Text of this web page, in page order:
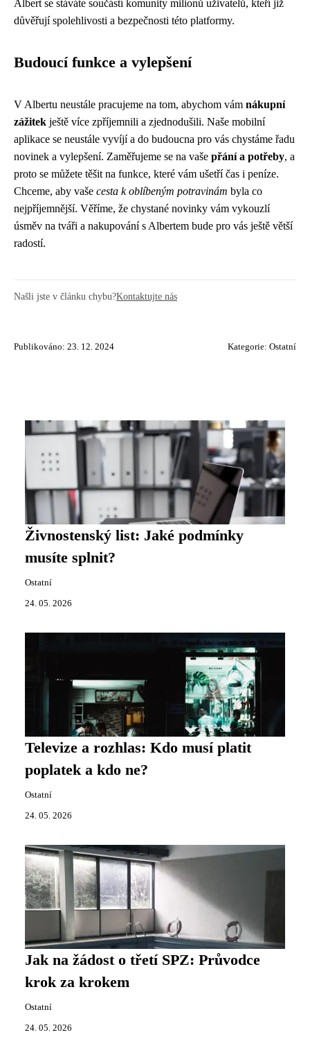
Albert se stáváte součástí komunity milionů uživatelů, kteří již
důvěřují spolehlivosti a bezpečnosti této platformy.
Budoucí funkce a vylepšení
V Albertu neustále pracujeme na tom, abychom vám nákupní
zážitek ještě více zpříjemnili a zjednodušili. Naše mobilní
aplikace se neustále vyvíjí a do budoucna pro vás chystáme řadu
novinek a vylepšení. Zaměřujeme se na vaše přání a potřeby, a
proto se můžete těšit na funkce, které vám ušetří čas i peníze.
Chceme, aby vaše cesta k oblíbeným potravinám byla co
nejpříjemnější. Věříme, že chystané novinky vám vykouzlí
úsměv na tváři a nakupování s Albertem bude pro vás ještě větší
radostí.
Našli jste v článku chybu?Kontaktujte nás
Publikováno: 23. 12. 2024 Kategorie: Ostatní
Živnostenský list: Jaké podmínky
musíte splnit?
Ostatní
24. 05. 2026
Televize a rozhlas: Kdo musí platit
poplatek a kdo ne?
Ostatní
24. 05. 2026
Jak na žádost o třetí SPZ: Průvodce
krok za krokem
Ostatní
24. 05. 2026